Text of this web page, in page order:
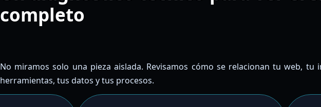
completo
No miramos solo una pieza aislada. Revisamos cómo se relacionan tu web, tu
herramientas, tus datos y tus procesos.